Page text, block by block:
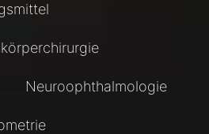
Neuroophthalmologie